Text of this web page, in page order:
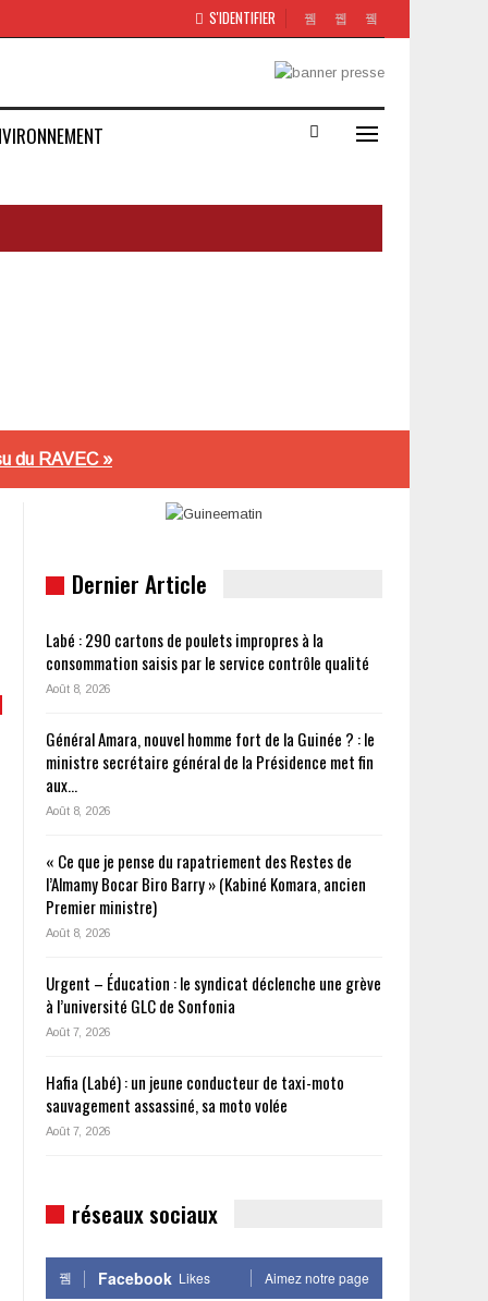
S'IDENTIFIER
du RAVEC »
Dernier Article
Labé : 290 cartons de poulets impropres à la
consommation saisis par le service contrôle qualité
Août 8, 2026
Général Amara, nouvel homme fort de la Guinée ? : le
ministre secrétaire général de la Présidence met fin
aux…
Août 8, 2026
« Ce que je pense du rapatriement des Restes de
l’Almamy Bocar Biro Barry » (Kabiné Komara, ancien
Premier ministre)
Août 8, 2026
Urgent – Éducation : le syndicat déclenche une grève
à l’université GLC de Sonfonia
Août 7, 2026
Hafia (Labé) : un jeune conducteur de taxi-moto
sauvagement assassiné, sa moto volée
Août 7, 2026
réseaux sociaux
Facebook Likes Aimez notre page